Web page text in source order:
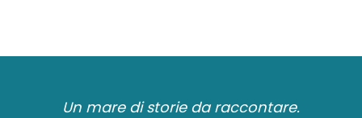
Un mare di storie da raccontare.